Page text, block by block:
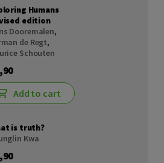
Humans
edition
Dooremalen,
de Regt,
Schouten
Add to cart
is truth?
Kwa